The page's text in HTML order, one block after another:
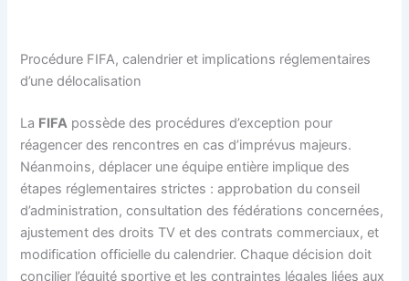
Procédure FIFA, calendrier et implications réglementaires
d’une délocalisation
La FIFA possède des procédures d’exception pour
réagencer des rencontres en cas d’imprévus majeurs.
Néanmoins, déplacer une équipe entière implique des
étapes réglementaires strictes : approbation du conseil
d’administration, consultation des fédérations concernées,
ajustement des droits TV et des contrats commerciaux, et
modification officielle du calendrier. Chaque décision doit
concilier l’équité sportive et les contraintes légales liées aux